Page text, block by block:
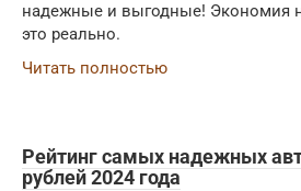
надежные и выгодные! Экономия
это реально.
Читать полностью
Рейтинг самых надежных
рублей 2024 года